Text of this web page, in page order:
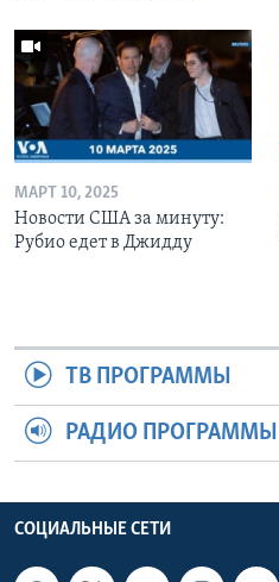
МАРТ 10, 2025
Новости США за минуту:
Рубио едет в Джидду
ТВ ПРОГРАММЫ
РАДИО ПРОГРАММЫ
СОЦИАЛЬНЫЕ СЕТИ